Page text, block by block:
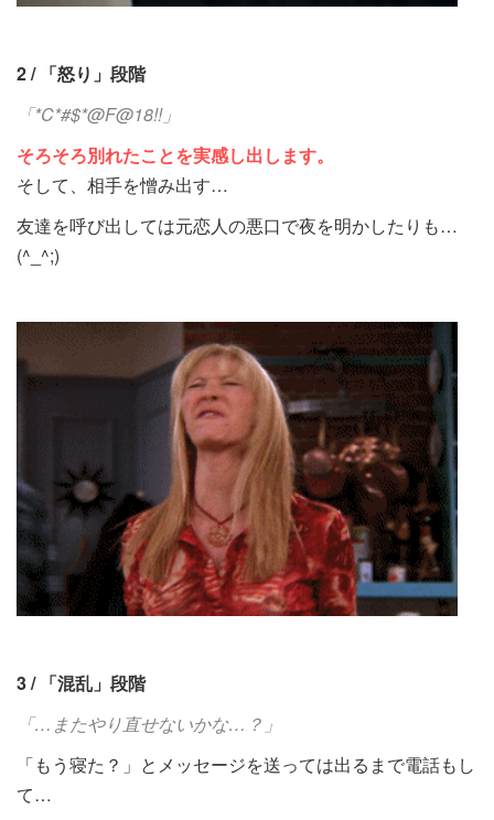
2 / 「怒り」段階
「*C*#$*@F@18!!」
そろそろ別れたことを実感し出します。
そして、相手を憎み出す…
友達を呼び出しては元恋人の悪口で夜を明かしたりも…
(^_^;)
3 / 「混乱」段階
「…またやり直せないかな…？」
「もう寝た？」とメッセージを送っては出るまで電話もし
て…